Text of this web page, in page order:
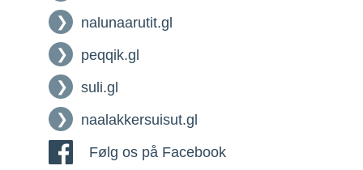
nalunaarutit.gl
peqqik.gl
suli.gl
naalakkersuisut.gl
Følg os på Facebook